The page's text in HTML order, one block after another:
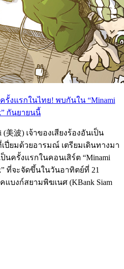
รั้งแรกในไทย! พบกันใน “Minami
กันยายนนี้
波) เจ้าของเสียงร้องอันเป็น
ปี่ยมด้วยอารมณ์ เตรียมเดินทางมา
นครั้งแรกในคอนเสิร์ต “Minami
ที่จะจัดขึ้นในวันอาทิตย์ที่ 21
แบงก์สยามพิฆเนศ (KBank Siam